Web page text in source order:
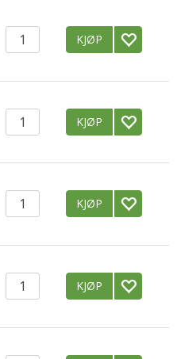
KJØP
KJØP
KJØP
KJØP